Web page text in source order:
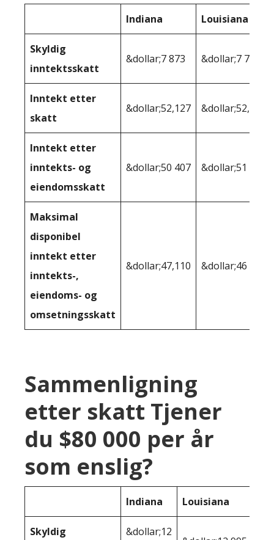
Indiana Louisiana
Skyldig
inntektsskatt
&dollar;7 873 &dollar;7 745
Inntekt etter
skatt
&dollar;52,127 &dollar;52,255
Inntekt etter
inntekts- og
eiendomsskatt
&dollar;50 407 &dollar;51 190
Maksimal
disponibel
inntekt etter
inntekts-,
eiendoms- og
omsetningsskatt
&dollar;47,110 &dollar;46 728
Sammenligning
etter skatt Tjener
du $80 000 per år
som enslig?
Indiana Louisiana
Skyldig &dollar;12